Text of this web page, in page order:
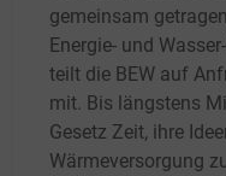
gemeinsam
Energie- und
teilt die BEW auf
mit. Bis längstens
Gesetz Zeit, ihre
Wärmeversorgung